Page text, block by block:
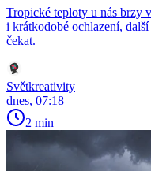
Tropické teploty u nás brzy
i krátkodobé ochlazení,
čekat.
Světkreativity
dnes, 07:18
2 min